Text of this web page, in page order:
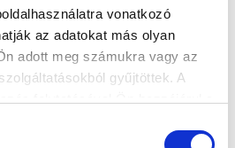
vonatkozó
az adatokat más olyan
adott meg számukra vagy az
gyűjtöttek. A